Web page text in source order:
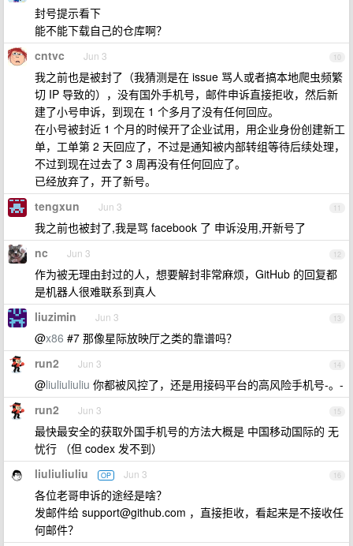
封号提示看下
能不能下载自己的仓库啊？
10
cntvc Jun 3
我之前也是被封了（我猜测是在 issue 骂人或者搞本地爬虫频繁
切 IP 导致的），没有国外手机号，邮件申诉直接拒收，然后新
建了小号申诉，到现在 1 个多月了没有任何回应。
在小号被封近 1 个月的时候开了企业试用，用企业身份创建新工
单，工单第 2 天回应了，不过是通知被内部转组等待后续处理，
不过到现在过去了 3 周再没有任何回应了。
已经放弃了，开了新号。
11
tengxun Jun 3
我之前也被封了,我是骂 facebook 了 申诉没用,开新号了
12
nc Jun 3
作为被无理由封过的人，想要解封非常麻烦，GitHub 的回复都
是机器人很难联系到真人
13
liuzimin Jun 3
@x86 #7 那像星际放映厅之类的靠谱吗？
14
run2 Jun 3
@liuliuliuliu 你都被风控了，还是用接码平台的高风险手机号-。-
15
run2 Jun 3
最快最安全的获取外国手机号的方法大概是 中国移动国际的 无
忧行 （但 codex 发不到）
16
liuliuliuliu OP Jun 3
各位老哥申诉的途经是啥？
发邮件给 support@github.com ，直接拒收，看起来是不接收任
何邮件？